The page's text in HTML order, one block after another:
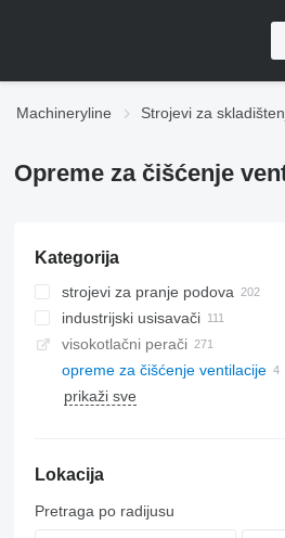
Machineryline Strojevi za
Opreme za čišćenje
Kategorija
strojevi za pranje podova
industrijski usisavači
visokotlačni perači
opreme za čišćenje ventilacije
prikaži sve
Lokacija
Pretraga po radijusu